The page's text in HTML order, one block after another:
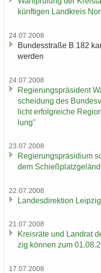
künf­ti­gen Land­kreis
24.07.2008
Bun­des­stra­ße B 182
wer­den
24.07.2008
Re­gie­rungs­prä­si­dent
schei­dung des
licht er­folg­rei­che
lung"
23.07.2008
Re­gie­rungs­prä­si­di­um
dem
22.07.2008
Lan­des­di­rek­ti­on
21.07.2008
Kreis­rä­te und Land­rat
zig kön­nen zum
17.07.2008